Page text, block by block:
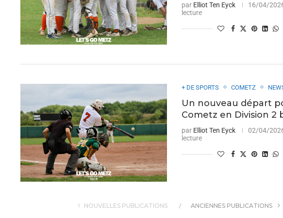
par Elliot Ten Eyck 16/04/
lecture
+ DE SPORTS COMETZ
Un nouveau départ
Cometz en Division 2
par Elliot Ten Eyck 02/04/
lecture
NOUVELLES PUBLICATIONS ANCIENNES PUBLICATIONS